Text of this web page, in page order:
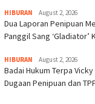
HIBURAN August 2, 2026
Dua Laporan Penipuan
Panggil Sang
HIBURAN August 2, 2026
Badai Hukum Terpa
Dugaan Penipuan dan